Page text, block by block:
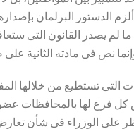
الدستور البرلمان
تستطيع من خلالها
لها بالمحافظات